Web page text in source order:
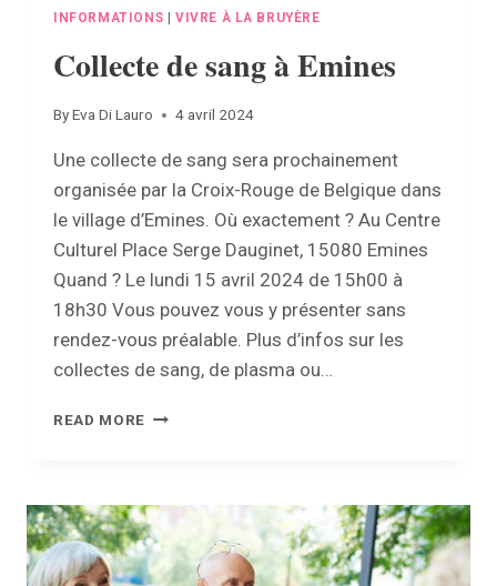
INFORMATIONS | VIVRE À LA BRUYÈRE
Collecte de sang à Emines
ByEva Di Lauro 4 avril 2024
Une collecte de sang sera prochainement
organisée par la Croix-Rouge de Belgique dans
le village d’Emines. Où exactement ? Au Centre
Culturel Place Serge Dauginet, 15080 Emines
Quand ? Le lundi 15 avril 2024 de 15h00 à
18h30 Vous pouvez vous y présenter sans
rendez-vous préalable. Plus d’infos sur les
collectes de sang, de plasma ou…
READ MORE COLLECTE
EMINES